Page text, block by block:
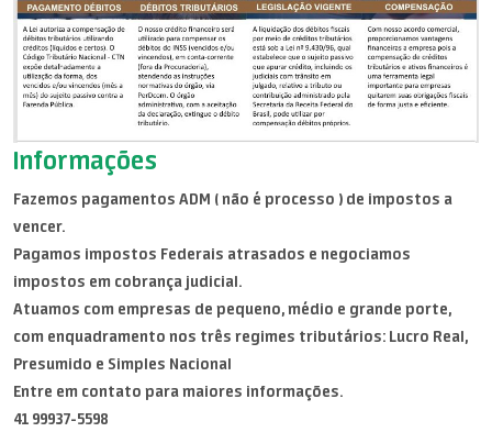
Informações
Fazemos pagamentos ADM ( não é processo ) de impostos a
vencer.
Pagamos impostos Federais atrasados e negociamos
impostos em cobrança judicial.
Atuamos com empresas de pequeno, médio e grande porte,
com enquadramento nos três regimes tributários: Lucro Real,
Presumido e Simples Nacional
Entre em contato para maiores informações.
41 99937-5598